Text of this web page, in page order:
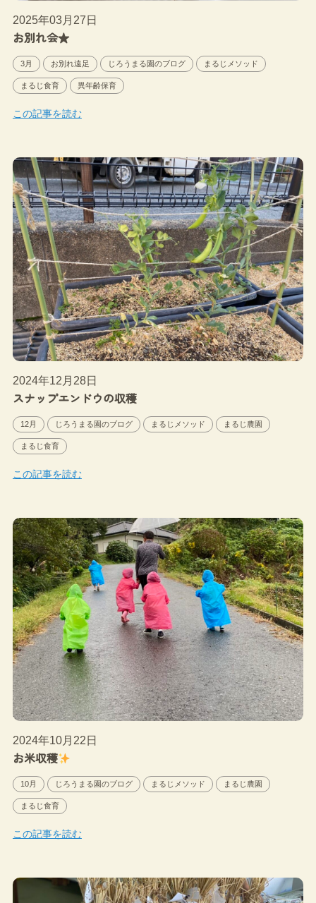
2025年03月27日
お別れ会★
3月 お別れ遠足 じろうまる園のブログ まるじメソッド
まるじ食育 異年齢保育
この記事を読む
2024年12月28日
スナップエンドウの収穫
12月 じろうまる園のブログ まるじメソッド まるじ農園
まるじ食育
この記事を読む
2024年10月22日
お米収穫
10月 じろうまる園のブログ まるじメソッド まるじ農園
まるじ食育
この記事を読む